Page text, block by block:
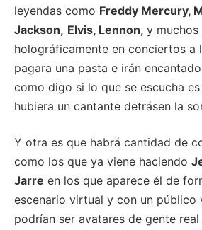
leyendas como Freddy Mercury,
Jackson, Elvis, Lennon, y muchos
holográficamente en conciertos a
pagara una pasta e irán
como digo si lo que se escucha
hubiera un cantante detrásen la
Y otra es que habrá cantidad de
como los que ya viene haciendo
Jarre en los que aparece él de
escenario virtual y con un público
podrían ser avatares de gente